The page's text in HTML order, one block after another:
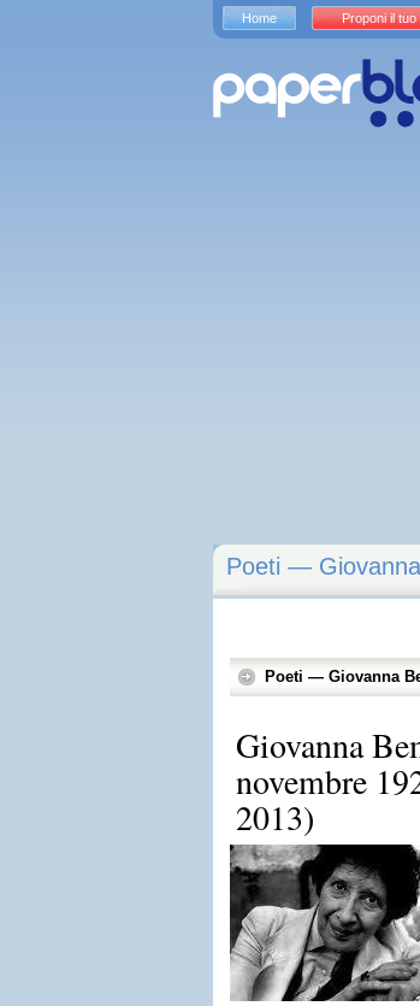
Poeti —
Poeti — Giovanna
Giovanna
novembre
2013)
Home Proponi il tuo